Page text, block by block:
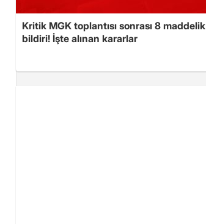
Kritik MGK toplantısı sonrası 8 maddelik
bildiri! İşte alınan kararlar